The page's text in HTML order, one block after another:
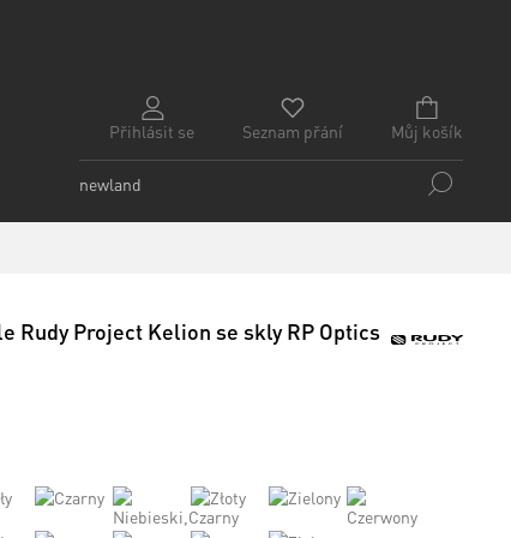
Přihlásit se Můj košík
Seznam přání
Rudy Project Kelion se skly RP Optics